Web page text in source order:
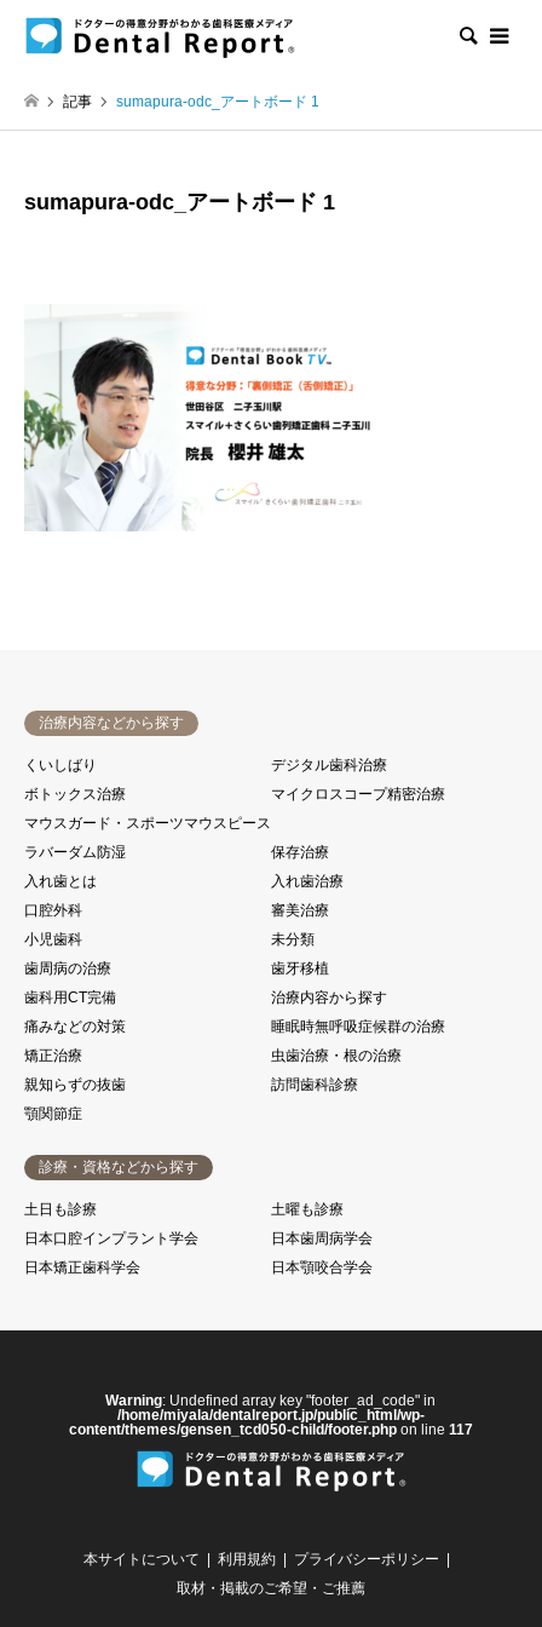
検索
記事 sumapura-odc_アートボード 1
sumapura-odc_アートボード 1
治療内容などから探す
くいしばり
デジタル歯科治療
ボトックス治療
マイクロスコープ精密治療
マウスガード・スポーツマウスピース
ラバーダム防湿
保存治療
入れ歯とは
入れ歯治療
口腔外科
審美治療
小児歯科
未分類
歯周病の治療
歯牙移植
歯科用CT完備
治療内容から探す
痛みなどの対策
睡眠時無呼吸症候群の治療
矯正治療
虫歯治療・根の治療
親知らずの抜歯
訪問歯科診療
顎関節症
診療・資格などから探す
土日も診療
土曜も診療
日本口腔インプラント学会
日本歯周病学会
日本矯正歯科学会
日本顎咬合学会
Warning: Undefined array key "footer_ad_code" in
/home/miyala/dentalreport.jp/public_html/wp-
content/themes/gensen_tcd050-child/footer.php on line 117
本サイトについて 利用規約
プライバシーポリシー
取材・掲載のご希望・ご推薦